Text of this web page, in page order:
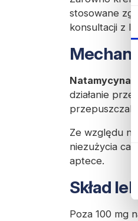
stosowane
konsultacji z
Natamycyna
działanie
Ze względu
niezużycia
aptece.
Skład
Poza 100 mg